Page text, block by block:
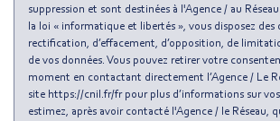
Habitants de plus de 55 ans
Nombre d'enfants par famille
Familles sans enfant
Familles avec 1 ou 2 enfants
suppression et sont destinées à l'Agence / au
la loi « informatique et libertés », vous disposez des
rectification, d’effacement, d’opposition, de
de vos données. Vous pouvez retirer votre
moment en contactant directement l’Agence / Le
site https://cnil.fr/fr pour plus d’informations sur
estimez, après avoir contacté l'Agence / le Réseau,